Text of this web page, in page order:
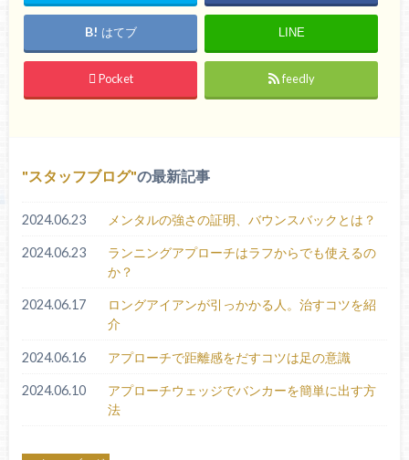
はてブ LINE
Pocket feedly
スタッフブログ の最新記事
2024.06.23 メンタルの強さの証明、バウンスバックとは？
2024.06.23
ランニングアプローチはラフからでも使えるの
か？
2024.06.17
ロングアイアンが引っかかる人。治すコツを紹
介
2024.06.16 アプローチで距離感をだすコツは足の意識
2024.06.10
アプローチウェッジでバンカーを簡単に出す方
法